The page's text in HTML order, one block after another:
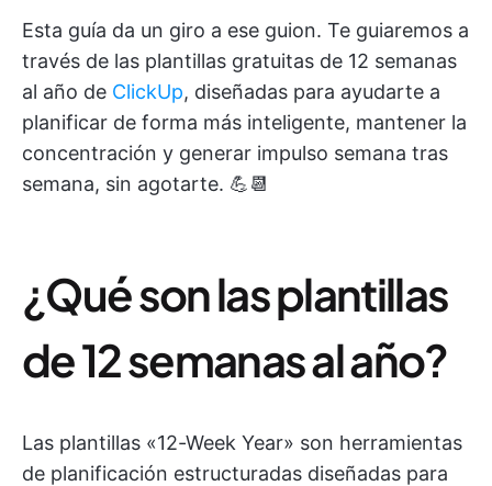
Esta guía da un giro a ese guion. Te guiaremos a
través de las plantillas gratuitas de 12 semanas
al año de ClickUp, diseñadas para ayudarte a
planificar de forma más inteligente, mantener la
concentración y generar impulso semana tras
semana, sin agotarte. 💪📆
¿Qué son las plantillas
de 12 semanas al año?
Las plantillas «12-Week Year» son herramientas
de planificación estructuradas diseñadas para